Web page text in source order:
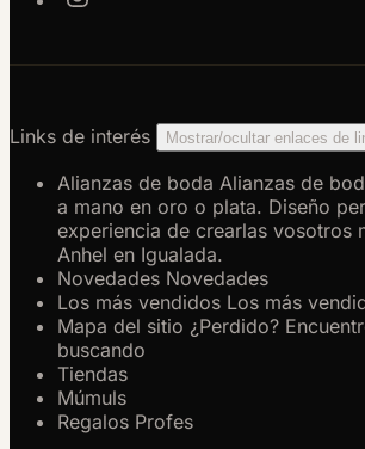
Links de interés Mostrar/ocultar enlaces de
Alianzas de boda Alianzas de
a mano en oro o plata. Diseño
experiencia de crearlas vosotros
Anhel en Igualada.
Novedades Novedades
Los más vendidos Los más
Mapa del sitio ¿Perdido?
buscando
Tiendas
Múmuls
Regalos Profes